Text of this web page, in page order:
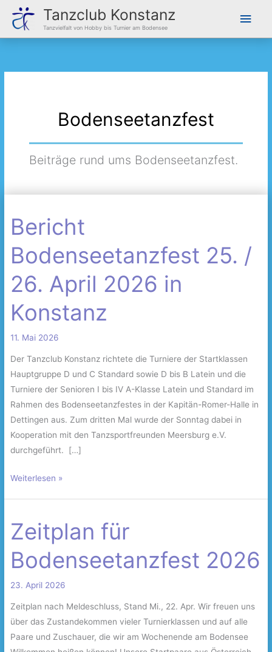
Inhalt
springen
Tanzclub Konstanz
Tanzvielfalt von Hobby bis Turnier am Bodensee
Bodenseetanzfest
Beiträge rund ums Bodenseetanzfest.
Bericht
Bodenseetanzfest 25. /
26. April 2026 in
Konstanz
11. Mai 2026
Der Tanzclub Konstanz richtete die Turniere der Startklassen
Hauptgruppe D und C Standard sowie D bis B Latein und die
Turniere der Senioren I bis IV A-Klasse Latein und Standard im
Rahmen des Bodenseetanzfestes in der Kapitän-Romer-Halle in
Dettingen aus. Zum dritten Mal wurde der Sonntag dabei in
Kooperation mit den Tanzsportfreunden Meersburg e.V.
durchgeführt. […]
Bericht
Bodenseetanzfest
25.
/
26.
2026
Konstanz
Weiterlesen »
Zeitplan für
Bodenseetanzfest 2026
23. April 2026
Zeitplan nach Meldeschluss, Stand Mi., 22. Apr. Wir freuen uns
über das Zustandekommen vieler Turnierklassen und auf alle
Paare und Zuschauer, die wir am Wochenende am Bodensee
Zeitplan
für
Bodenseetanzfest
2026